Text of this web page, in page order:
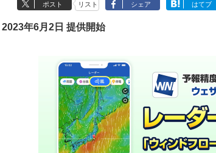
ポスト リスト シェア はてブ
2023年6月2日 提供開始